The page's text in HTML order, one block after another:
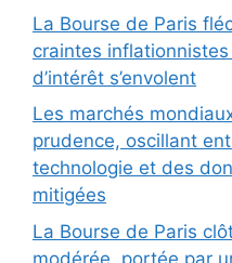
La Bourse de Paris
craintes
d’intérêt s’envolent
Les marchés
prudence, oscillant
technologie et des
mitigées
La Bourse de Paris
modérée, portée par